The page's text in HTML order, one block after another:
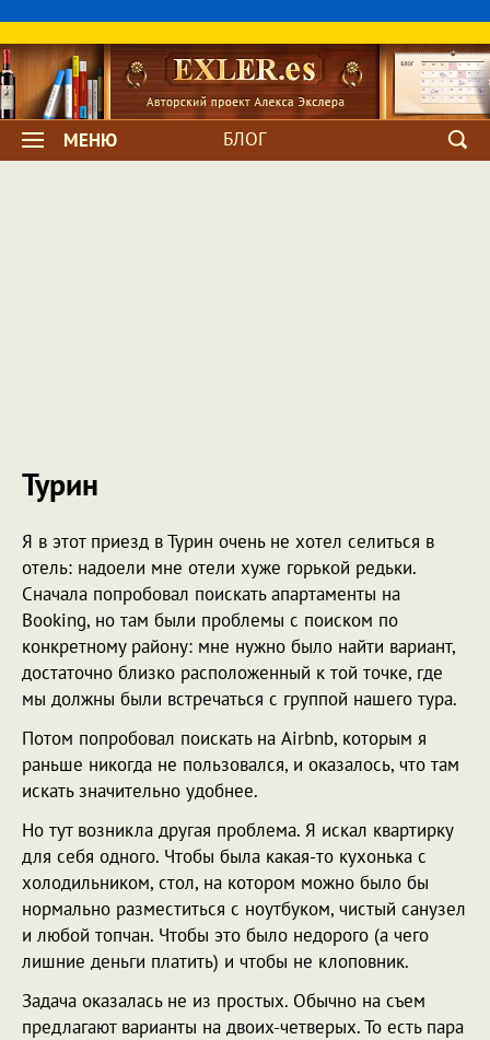
МЕНЮ БЛОГ
Турин
Я в этот приезд в Турин очень не хотел селиться в
отель: надоели мне отели хуже горькой редьки.
Сначала попробовал поискать апартаменты на
Booking, но там были проблемы с поиском по
конкретному району: мне нужно было найти вариант,
достаточно близко расположенный к той точке, где
мы должны были встречаться с группой нашего тура.
Потом попробовал поискать на Airbnb, которым я
раньше никогда не пользовался, и оказалось, что там
искать значительно удобнее.
Но тут возникла другая проблема. Я искал квартирку
для себя одного. Чтобы была какая-то кухонька с
холодильником, стол, на котором можно было бы
нормально разместиться с ноутбуком, чистый санузел
и любой топчан. Чтобы это было недорого (а чего
лишние деньги платить) и чтобы не клоповник.
Задача оказалась не из простых. Обычно на съем
предлагают варианты на двоих-четверых. То есть пара